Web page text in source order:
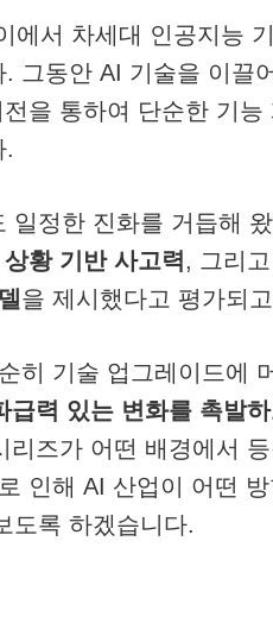
에서 차세대 인공지능
그동안 AI 기술을 이끌
을 통하여 단순한 기능
.
일정한 진화를 거듭해
상황 기반 사고력, 그리고
을 제시했다고 평가되
히 기술 업그레이드에
력 있는 변화를 촉발
즈가 어떤 배경에서
인해 AI 산업이 어떤
도록 하겠습니다.